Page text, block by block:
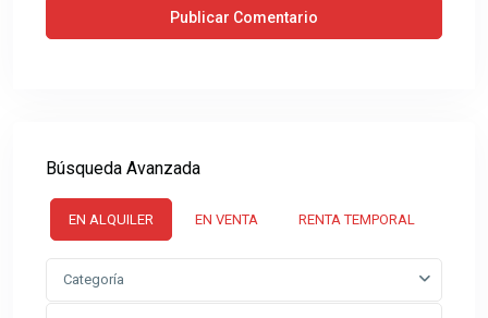
Búsqueda Avanzada
EN ALQUILER EN VENTA RENTA TEMPORAL
Categoría